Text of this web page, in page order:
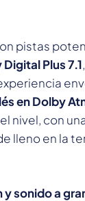
pistas
Plus 7.1
en Dolby
nivel, con
lleno en la
y sonido a